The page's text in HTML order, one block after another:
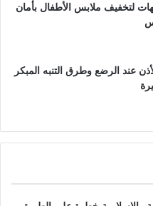
لتخفيف ملابس الأطفال بأمان
عند الرضع وطرق التنبه المبكر